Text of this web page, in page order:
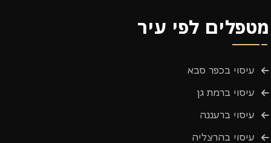
מטפלים לפי עיר
עיסוי בכפר סבא
עיסוי ברמת גן
עיסוי ברעננה
עיסוי בהרצליה